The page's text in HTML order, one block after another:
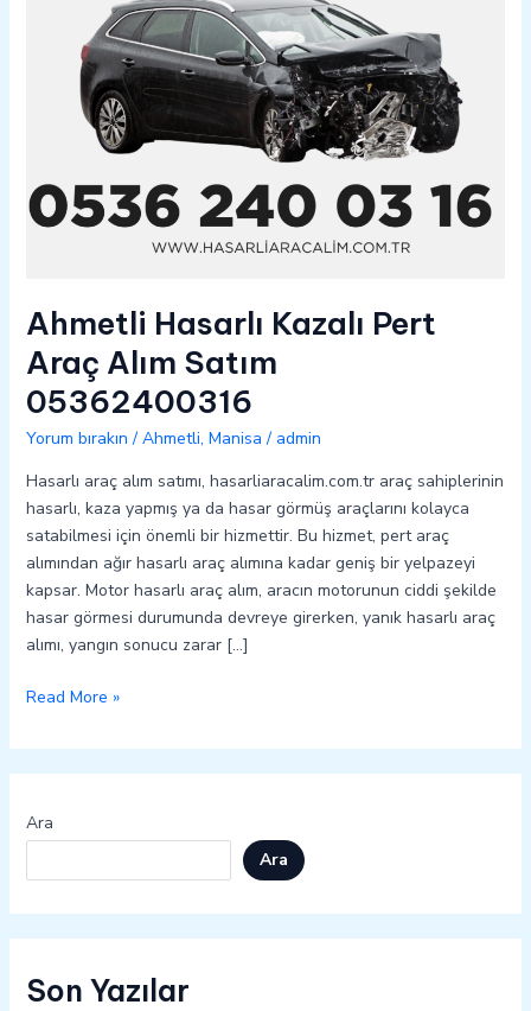
Ahmetli Hasarlı Kazalı Pert
Araç Alım Satım
05362400316
Yorum bırakın / Ahmetli, Manisa / admin
Hasarlı araç alım satımı, hasarliaracalim.com.tr araç sahiplerinin
hasarlı, kaza yapmış ya da hasar görmüş araçlarını kolayca
satabilmesi için önemli bir hizmettir. Bu hizmet, pert araç
alımından ağır hasarlı araç alımına kadar geniş bir yelpazeyi
kapsar. Motor hasarlı araç alım, aracın motorunun ciddi şekilde
hasar görmesi durumunda devreye girerken, yanık hasarlı araç
alımı, yangın sonucu zarar […]
Read More »
Ara
Ara
Son Yazılar